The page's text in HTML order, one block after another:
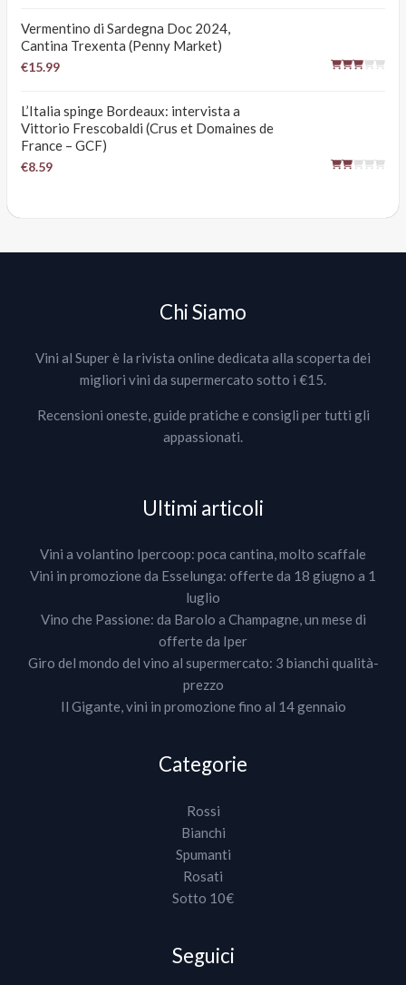
Vermentino di Sardegna Doc 2024,
Cantina Trexenta (Penny Market)
€15.99
L’Italia spinge Bordeaux: intervista a
Vittorio Frescobaldi (Crus et Domaines de
France – GCF)
€8.59
Chi Siamo
Vini al Super è la rivista online dedicata alla scoperta dei
migliori vini da supermercato sotto i €15.
Recensioni oneste, guide pratiche e consigli per tutti gli
appassionati.
Ultimi articoli
Vini a volantino Ipercoop: poca cantina, molto scaffale
Vini in promozione da Esselunga: offerte da 18 giugno a 1
luglio
Vino che Passione: da Barolo a Champagne, un mese di
offerte da Iper
Giro del mondo del vino al supermercato: 3 bianchi qualità-
prezzo
Il Gigante, vini in promozione fino al 14 gennaio
Categorie
Rossi
Bianchi
Spumanti
Rosati
Sotto 10€
Seguici